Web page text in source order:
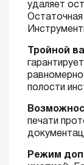
удаляет
Тройной
полости
печати
Режим